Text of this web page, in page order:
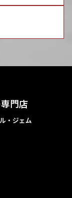
門店
・ジェム